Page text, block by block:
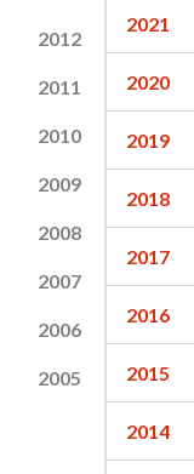
2012
2011
2010
2009
2008
2007
2006
2005
2021
2020
2019
2018
2017
2016
2015
2014